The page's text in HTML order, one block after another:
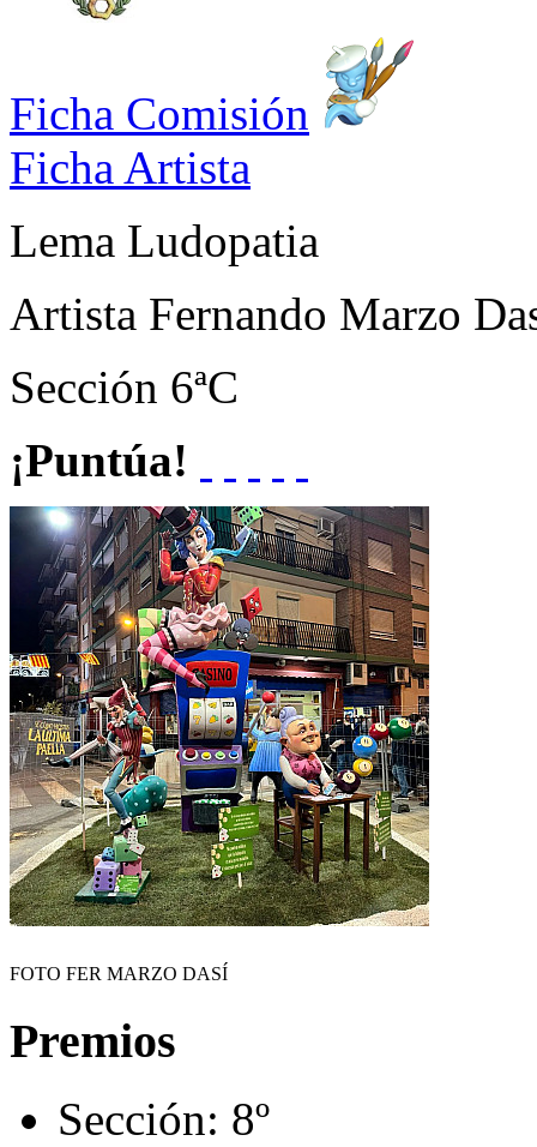
Ficha Comisión
Ficha Artista
Lema Ludopatia
Artista Fernando Marzo
Sección 6ªC
¡Puntúa!
FOTO FER MARZO DASÍ
Premios
Sección: 8º